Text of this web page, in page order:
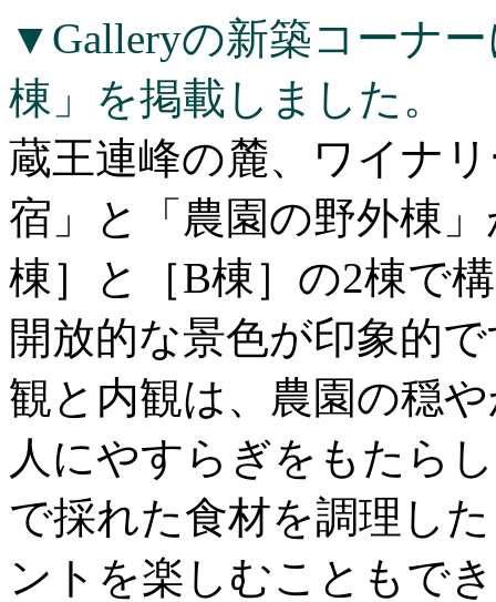
▼Galleryの新築コーナ
棟」を掲載しました。
蔵王連峰の麓、ワイナ
宿」と「農園の野外棟
棟］と［B棟］の2棟で
開放的な景色が印象的
観と内観は、農園の穏
人にやすらぎをもたら
で採れた食材を調理し
ントを楽しむこともで